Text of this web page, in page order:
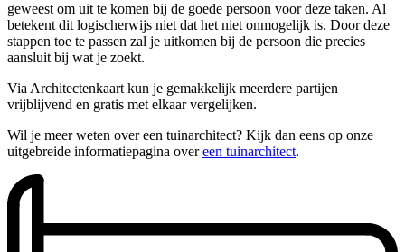
geweest om uit te komen bij de goede persoon voor deze taken. Al
betekent dit logischerwijs niet dat het niet onmogelijk is. Door deze
stappen toe te passen zal je uitkomen bij de persoon die precies
aansluit bij wat je zoekt.
Via Architectenkaart kun je gemakkelijk meerdere partijen
vrijblijvend en gratis met elkaar vergelijken.
Wil je meer weten over een tuinarchitect? Kijk dan eens op onze
uitgebreide informatiepagina overeen tuinarchitect.